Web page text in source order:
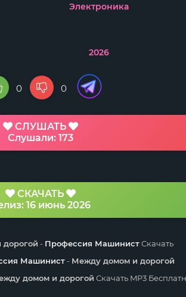
Электроника
2026
0 0
СЛУШАТЬ
Слушали: 173
СКАЧАТЬ
16 июнь 2026
- Профессия МашинистСкачать
Машинист- Между домом и дорогой
домом и дорогой Скачать MP3